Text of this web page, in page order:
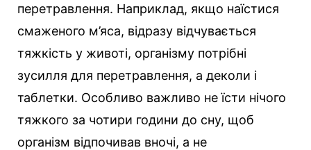
перетравлення. Наприклад, якщо наїстися
смаженого м’яса, відразу відчувається
тяжкість у животі, організму потрібні
зусилля для перетравлення, а деколи і
таблетки. Особливо важливо не їсти нічого
тяжкого за чотири години до сну, щоб
організм відпочивав вночі, а не